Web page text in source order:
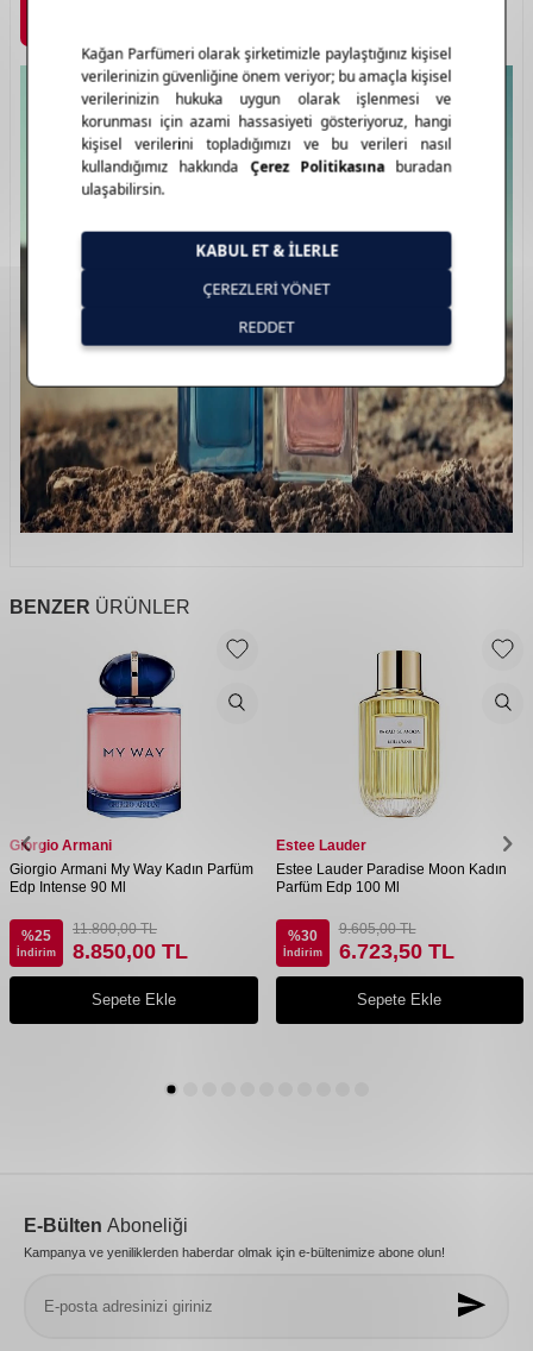
BENZER ÜRÜNLER
Giorgio Armani
Giorgio Armani My Way Kadın Parfüm
Edp Intense 90 Ml
%25
İndirim
11.800,00TL
8.850,00 TL
Sepete Ekle
Estee Lauder
Estee Lauder Paradise Moon Kadın
Parfüm Edp 100 Ml
%30
İndirim
9.605,00TL
6.723,50TL
Sepete Ekle
E-Bülten Aboneliği
Kampanya ve yeniliklerden haberdar olmak için e-bültenimize abone olun!